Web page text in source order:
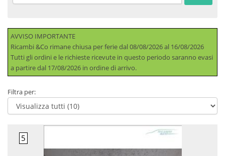
AVVISO IMPORTANTE
Ricambi &Co rimane chiusa per ferie dal 08/08/2026 al 16/08/2026
Tutti gli ordini e le richieste ricevute in questo periodo saranno evasi
a partire dal 17/08/2026 in ordine di arrivo.
Filtra per: